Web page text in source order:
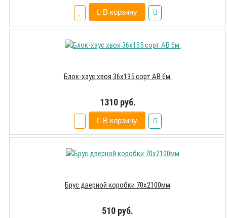
В корзину
Блок-хаус хвоя 36х135 сорт АВ 6м.
1310 руб.
В корзину
Брус дверной коробки 70х2100мм
510 руб.